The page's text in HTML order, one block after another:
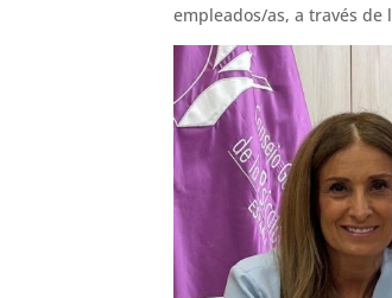
empleados/as, a través